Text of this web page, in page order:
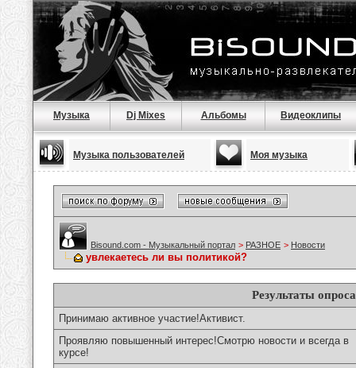
Музыка Dj Mixes Альбомы Видеоклипы
Музыка пользователей Моя музыка
Bisound.com - Музыкальный портал > РАЗНОЕ > Новости
увлекаетесь ли вы политикой?
Результаты опроса
Принимаю активное участие!Активист.
Проявляю повышенный интерес!Смотрю новости и всегда в
курсе!